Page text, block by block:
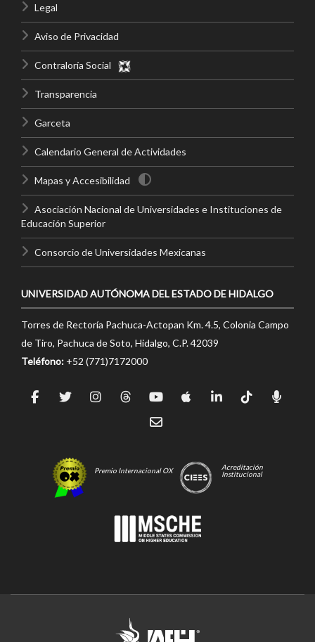
Legal
Aviso de Privacidad
Contraloría Social
Transparencia
Garceta
Calendario General de Actividades
Mapas y Accesibilidad
Asociación Nacional de Universidades e Instituciones de
Educación Superior
Consorcio de Universidades Mexicanas
UNIVERSIDAD AUTÓNOMA DEL ESTADO DE HIDALGO
Torres de Rectoría Pachuca-Actopan Km. 4.5, Colonia Campo
de Tiro, Pachuca de Soto, Hidalgo, C.P. 42039
Teléfono: +52 (771)7172000
Premio Internacional OX
Acreditación
Institucional